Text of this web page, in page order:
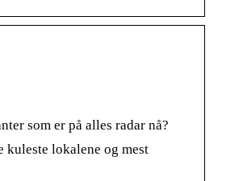
som er på alles radar nå?
kuleste lokalene og mest